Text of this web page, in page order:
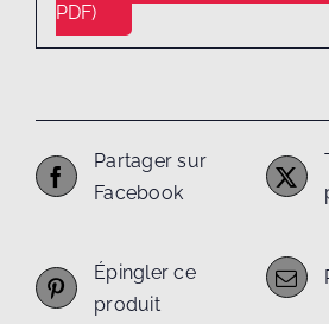
PDF)
Partager sur
Facebook
Épingler ce
produit